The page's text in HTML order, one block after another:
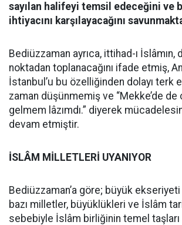
sayılan halifeyi temsil edeceğini ve
ihtiyacını karşılayacağını
Bediüzzaman ayrıca, ittihad-ı İslâmın,
noktadan toplanacağını ifade etmiş,
İstanbul’u bu özelliğinden dolayı terk
zaman düşünmemiş ve “Mekke’de de
gelmem lâzımdı.” diyerek
devam etmiştir.
İSLÂM MİLLETLERİ UYANIYOR
Bediüzzaman’a göre; büyük
bazı milletler, büyüklükleri ve İslâm
sebebiyle İslâm birliğinin temel